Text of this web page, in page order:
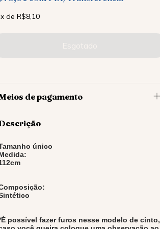
x de R$8,10
de pagamento
único
possível fazer furos nesse modelo de cinto,